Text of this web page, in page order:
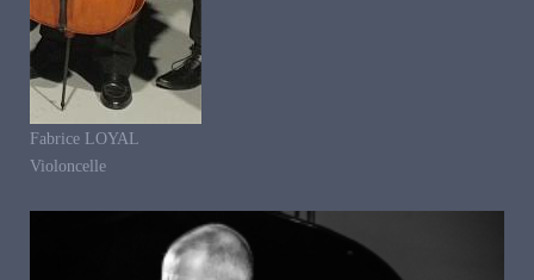
Fabrice LOYAL
Violoncelle